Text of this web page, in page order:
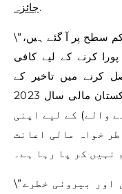
جائزہ.
\”پاکستان کے زرمبادلہ کے ذخائر انتہائی کم سطح پر آ گئے ہیں،
کرنے کے لیے کافی
کرنے میں تاخیر کے
درمیان، یہ خطرات بڑھ گئے ہیں کہ پاکستان مالی سال 2023
کو ختم ہونے والے) کے لیے اپنی
خواہ مالی اعانت
نہیں کر پا رہا ہے۔
\”اس مالی سال کے بعد، لیکویڈیٹی اور بیرونی خطرے